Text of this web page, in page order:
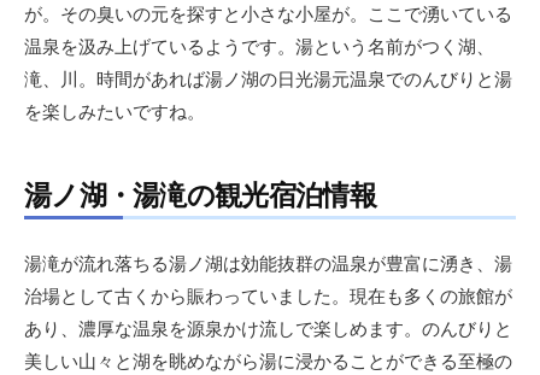
が。その臭いの元を探すと小さな小屋が。ここで湧いている
温泉を汲み上げているようです。湯という名前がつく湖、
滝、川。時間があれば湯ノ湖の日光湯元温泉でのんびりと湯
を楽しみたいですね。
湯ノ湖・湯滝の観光宿泊情報
湯滝が流れ落ちる湯ノ湖は効能抜群の温泉が豊富に湧き、湯
治場として古くから賑わっていました。現在も多くの旅館が
あり、濃厚な温泉を源泉かけ流しで楽しめます。のんびりと
美しい山々と湖を眺めながら湯に浸かることができる至極の